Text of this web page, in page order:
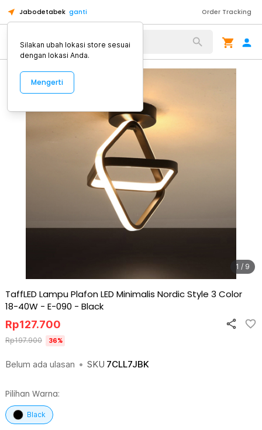
Jabodetabek ganti Order Tracking
Alat Kopi
1 / 9
TaffLED Lampu Plafon LED Minimalis Nordic Style 3 Color
18-40W - E-090 - Black
Belum ada ulasan • SKU 7CLL7JBK
Rp127.700
Rp197.900 36%
Pilihan Warna:
Black
Silakan ubah lokasi store sesuai
dengan lokasi Anda.
Mengerti